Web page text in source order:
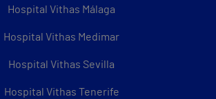
Hospital Vithas Málaga
Hospital Vithas Medimar
Hospital Vithas Sevilla
Hospital Vithas Tenerife